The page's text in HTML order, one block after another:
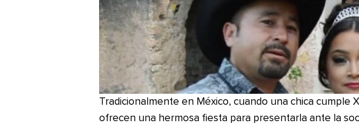
Tradicionalmente en México, cuando una chica cumple
ofrecen una hermosa fiesta para presentarla ante la